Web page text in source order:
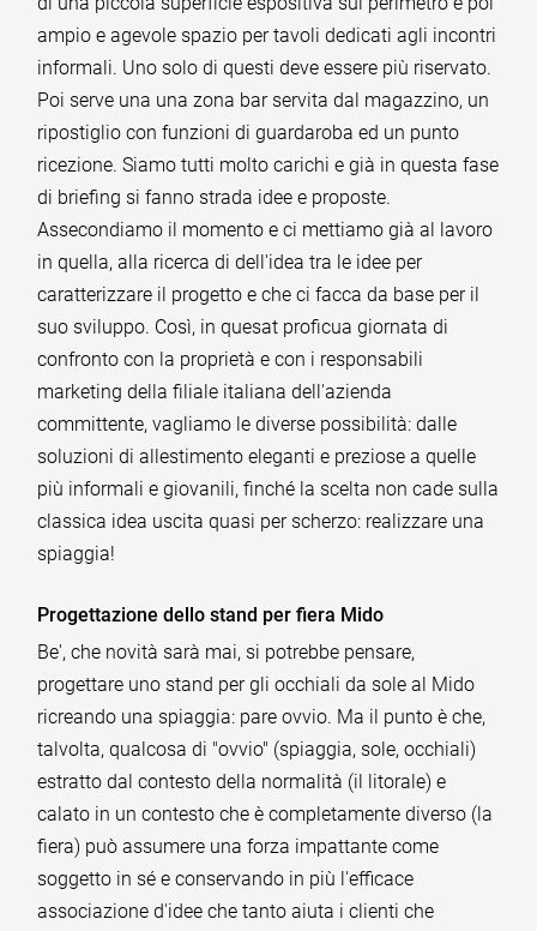
ampio e agevole spazio per tavoli dedicati agli incontri
informali. Uno solo di questi deve essere più riservato.
Poi serve una una zona bar servita dal magazzino, un
ripostiglio con funzioni di guardaroba ed un punto
ricezione. Siamo tutti molto carichi e già in questa fase
di briefing si fanno strada idee e proposte.
Assecondiamo il momento e ci mettiamo già al lavoro
in quella, alla ricerca di dell'idea tra le idee per
caratterizzare il progetto e che ci facca da base per il
suo sviluppo. Così, in quesat proficua giornata di
confronto con la proprietà e con i responsabili
marketing della filiale italiana dell'azienda
committente, vagliamo le diverse possibilità: dalle
soluzioni di allestimento eleganti e preziose a quelle
più informali e giovanili, finché la scelta non cade sulla
classica idea uscita quasi per scherzo: realizzare una
spiaggia!
Progettazione dello stand per fiera Mido
Be', che novità sarà mai, si potrebbe pensare,
progettare uno stand per gli occhiali da sole al Mido
ricreando una spiaggia: pare ovvio. Ma il punto è che,
talvolta, qualcosa di "ovvio" (spiaggia, sole, occhiali)
estratto dal contesto della normalità (il litorale) e
calato in un contesto che è completamente diverso (la
fiera) può assumere una forza impattante come
soggetto in sé e conservando in più l'efficace
associazione d'idee che tanto aiuta i clienti che